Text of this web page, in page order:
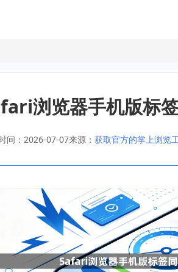
浏览器手机版标
间：2026-07-07来源： 获取官方的掌上浏览